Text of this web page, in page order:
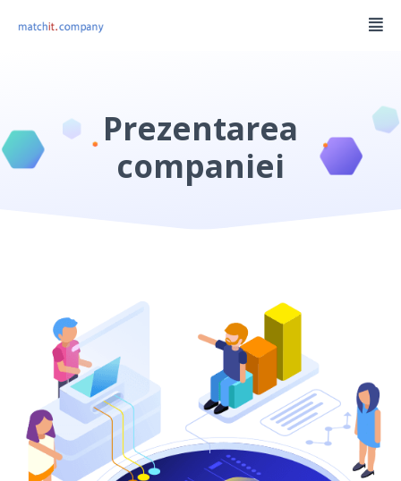
Prezentarea
companiei